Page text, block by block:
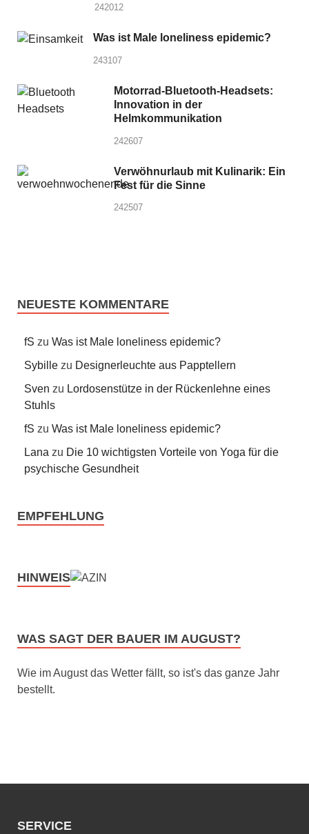
242012
Was ist Male loneliness epidemic?
243107
Motorrad-Bluetooth-Headsets:
Innovation in der
Helmkommunikation
242607
Verwöhnurlaub mit Kulinarik: Ein
Fest für die Sinne
242507
NEUESTE KOMMENTARE
fS zu Was ist Male loneliness epidemic?
Sybille zu Designerleuchte aus Papptellern
Sven zu Lordosenstütze in der Rückenlehne eines
Stuhls
fS zu Was ist Male loneliness epidemic?
Lana zu Die 10 wichtigsten Vorteile von Yoga für die
psychische Gesundheit
EMPFEHLUNG
HINWEIS
WAS SAGT DER BAUER IM AUGUST?
Wie im August das Wetter fällt, so ist's das ganze Jahr
bestellt.
SERVICE